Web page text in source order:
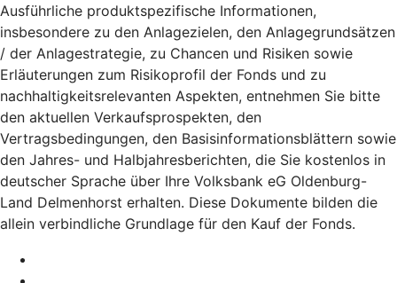
Ausführliche produktspezifische Informationen,
insbesondere zu den Anlagezielen, den Anlagegrundsätzen
/ der Anlagestrategie, zu Chancen und Risiken sowie
Erläuterungen zum Risikoprofil der Fonds und zu
nachhaltigkeitsrelevanten Aspekten, entnehmen Sie bitte
den aktuellen Verkaufsprospekten, den
Vertragsbedingungen, den Basisinformationsblättern sowie
den Jahres- und Halbjahresberichten, die Sie kostenlos in
deutscher Sprache über Ihre Volksbank eG Oldenburg-
Land Delmenhorst erhalten. Diese Dokumente bilden die
allein verbindliche Grundlage für den Kauf der Fonds.